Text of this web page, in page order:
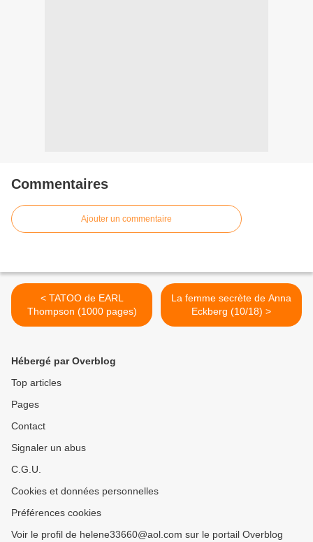
Commentaires
Ajouter un commentaire
< TATOO de EARL
Thompson (1000 pages)
La femme secrète de Anna
Eckberg (10/18) >
Hébergé par Overblog
Top articles
Pages
Contact
Signaler un abus
C.G.U.
Cookies et données personnelles
Préférences cookies
Voir le profil de helene33660@aol.com sur le portail Overblog